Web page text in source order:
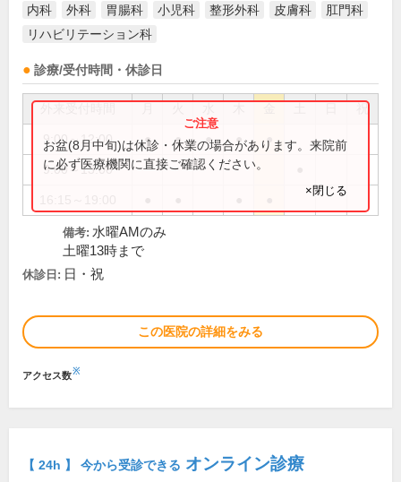
内科 外科 胃腸科 小児科 整形外科 皮膚科
肛門科
リハビリテーション科
診療/受付時間・休診日
祝
9:00～12:00 ● ● ● ● ●
9:00～13:00
お盆(8月中旬)は休診・休業の場合があります。来院前
に必ず医療機関に直接ご確認ください。
×閉じる
備考: 水曜AMのみ
土曜13時まで
休診日: 日・祝
この医院の詳細をみる
アクセス数※
【 24h 】 今から受診できる オンライン診療